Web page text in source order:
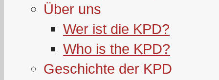
Über uns
Wer ist die KPD?
Who is the KPD?
Geschichte der KPD